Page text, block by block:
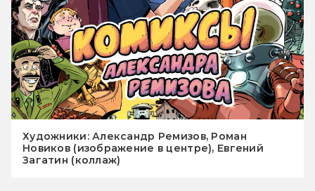
Художники: Александр Ремизов, Роман
Новиков (изображение в центре), Евгений
Загатин (коллаж)